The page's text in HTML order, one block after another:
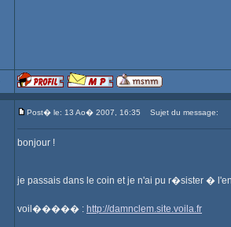
Post� le: 13 Ao� 2007, 16:35 Sujet du message:
bonjour !
je passais dans le coin et je n'ai pu r�sister �
voil����� : http://damnclem.site.voila.fr